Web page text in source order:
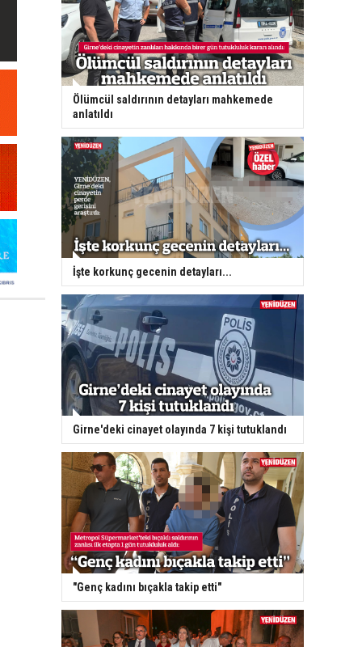
Ölümcül saldırının detayları mahkemede
anlatıldı
İşte korkunç gecenin detayları...
Girne'deki cinayet olayında 7 kişi tutuklandı
"Genç kadını bıçakla takip etti"